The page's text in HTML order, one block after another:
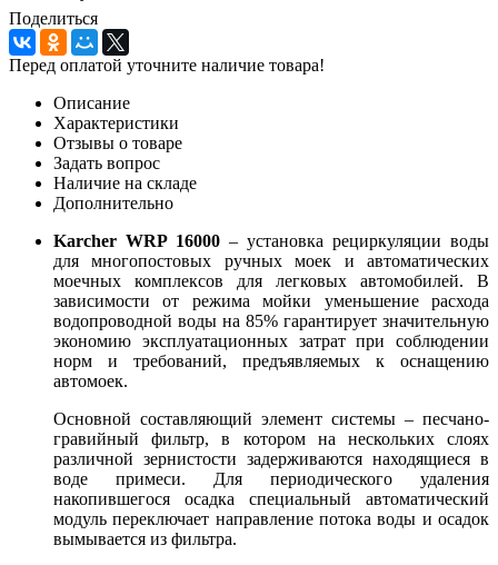
Поделиться
Перед оплатой уточните наличие товара!
Описание
Характеристики
Отзывы о товаре
Задать вопрос
Наличие на складе
Дополнительно
Karcher WRP 16000 – установка рециркуляции воды
для многопостовых ручных моек и автоматических
моечных комплексов для легковых автомобилей. В
зависимости от режима мойки уменьшение расхода
водопроводной воды на 85% гарантирует значительную
экономию эксплуатационных затрат при соблюдении
норм и требований, предъявляемых к оснащению
автомоек.
Основной составляющий элемент системы – песчано-
гравийный фильтр, в котором на нескольких слоях
различной зернистости задерживаются находящиеся в
воде примеси. Для периодического удаления
накопившегося осадка специальный автоматический
модуль переключает направление потока воды и осадок
вымывается из фильтра.